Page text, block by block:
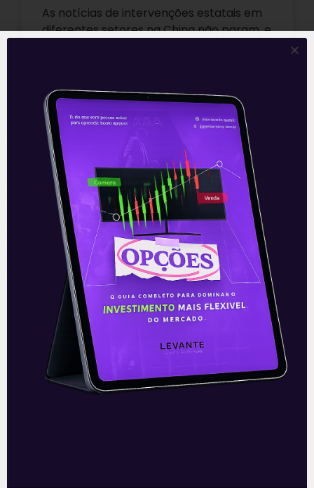
As notícias de intervenções estatais em
diferentes setores na China não param, e
Leia mais
17/09/2021
E EU COM ISSO
A incógnita da China
A quinta-feira (16) começa com um